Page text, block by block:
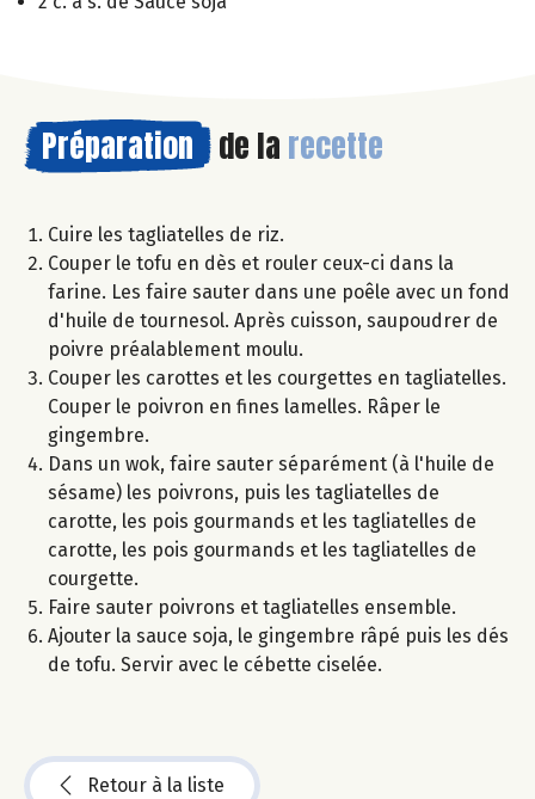
Préparation de la recette
Cuire les tagliatelles de riz.
Couper le tofu en dès et rouler ceux-ci dans la
farine. Les faire sauter dans une poêle avec un fond
d'huile de tournesol. Après cuisson, saupoudrer de
poivre préalablement moulu.
Couper les carottes et les courgettes en tagliatelles.
Couper le poivron en fines lamelles. Râper le
gingembre.
Dans un wok, faire sauter séparément (à l'huile de
sésame) les poivrons, puis les tagliatelles de
carotte, les pois gourmands et les tagliatelles de
carotte, les pois gourmands et les tagliatelles de
courgette.
Faire sauter poivrons et tagliatelles ensemble.
Ajouter la sauce soja, le gingembre râpé puis les dés
de tofu. Servir avec le cébette ciselée.
Retour à la liste